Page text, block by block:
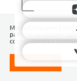
Мы используем
работы на нашем
соглашаетесь с
ПОНЯТНО